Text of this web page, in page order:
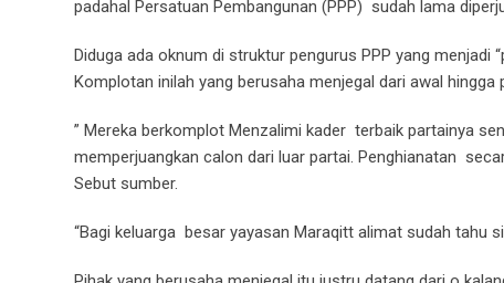
padahal Persatuan Pembangunan (PPP) sudah lama
Diduga ada oknum di struktur pengurus PPP yang menjadi
Komplotan inilah yang berusaha menjegal dari awal
” Mereka berkomplot Menzalimi kader terbaik partainya
memperjuangkan calon dari luar partai. Penghianatan
Sebut sumber.
“Bagi keluarga besar yayasan Maraqitt alimat sudah tahu